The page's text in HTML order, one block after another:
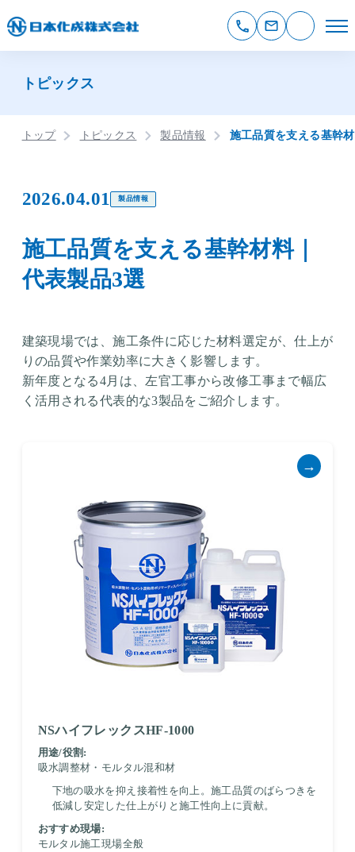
トピックス
トップ トピックス 製品情報 施工品質を支える基幹
2026.04.01 製品情報
施工品質を支える基幹材料｜
代表製品3選
建築現場では、施工条件に応じた材料選定が、仕上が
りの品質や作業効率に大きく影響します。
新年度となる4月は、左官工事から改修工事まで幅広
く活用される代表的な3製品をご紹介します。
NSハイフレックスHF-1000
用途/役割:
吸水調整材・モルタル混和材
下地の吸水を抑え接着性を向上。施工品質のばらつきを
低減し安定した仕上がりと施工性向上に貢献。
おすすめ現場:
モルタル施工現場全般
→